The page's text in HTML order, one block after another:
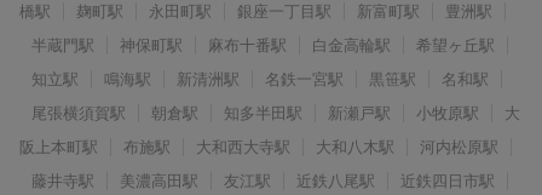
橋駅
麹町駅 永田町駅 銀座一丁目駅 新富町駅
豊洲駅
半蔵門駅
神保町駅 麻布十番駅 白金高輪駅
希望ヶ丘駅
知立駅
鳴海駅 新清洲駅 名鉄一宮駅 黒笹駅
名和駅
尾張横須賀駅
朝倉駅 知多半田駅 新瀬戸駅 小牧原駅
大
阪上本町駅
布施駅 大和西大寺駅 大和八木駅
河内松原駅
藤井寺駅
美濃高田駅 友江駅 近鉄八尾駅
近鉄四日市駅